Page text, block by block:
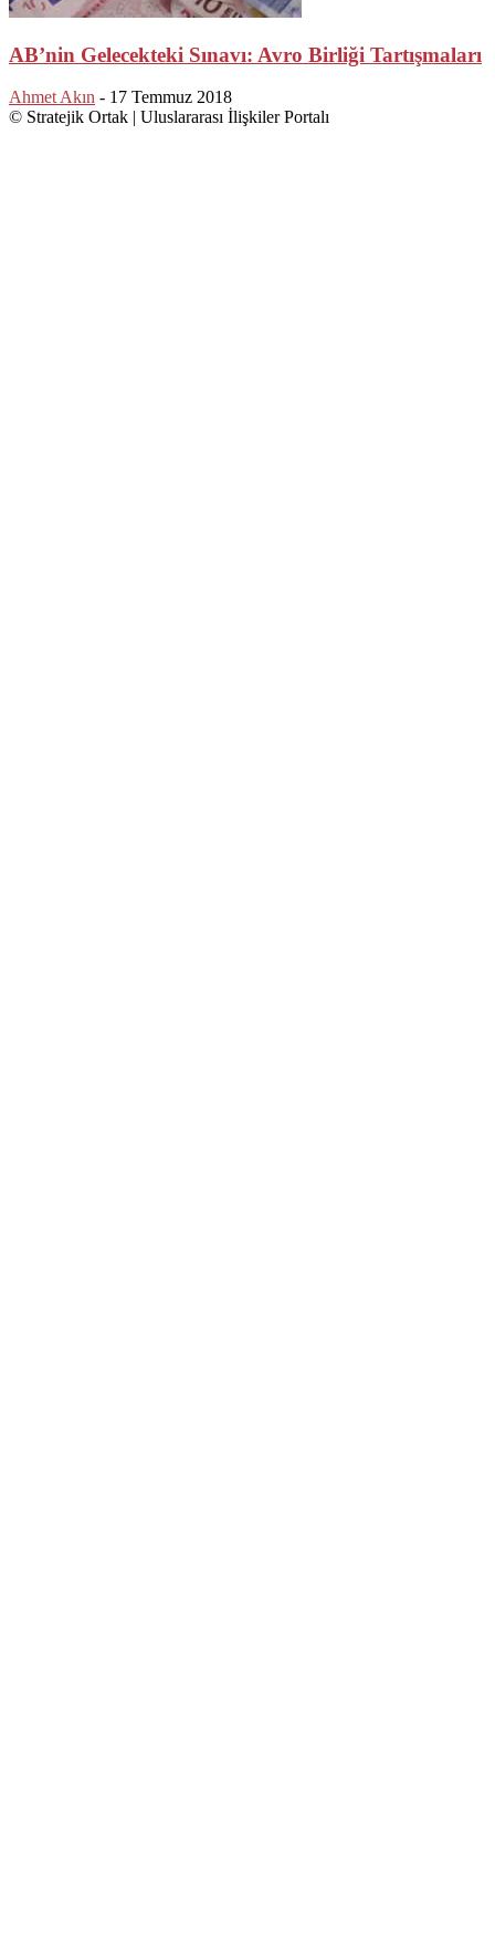
AB’nin Gelecekteki Sınavı: Avro Birliği Tartışmaları
Ahmet Akın - 17 Temmuz 2018
© Stratejik Ortak | Uluslararası İlişkiler Portalı